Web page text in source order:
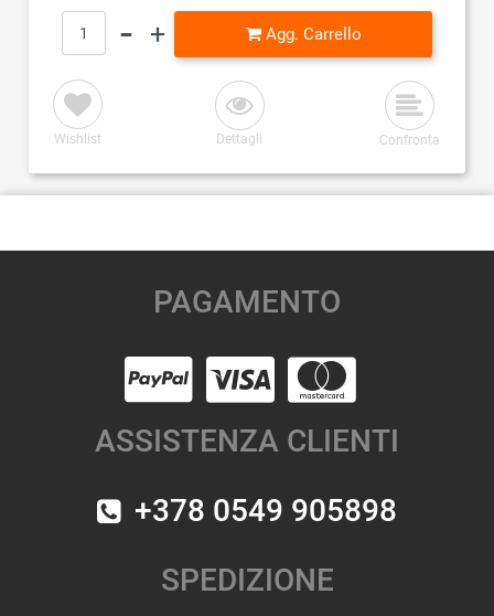
Quantità
Agg. Carrello
Wishlist Dettagli Confronta
PAGAMENTO
ASSISTENZA CLIENTI
+378 0549 905898
SPEDIZIONE